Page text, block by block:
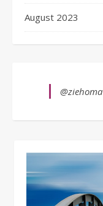
August 2023
@ziehoma